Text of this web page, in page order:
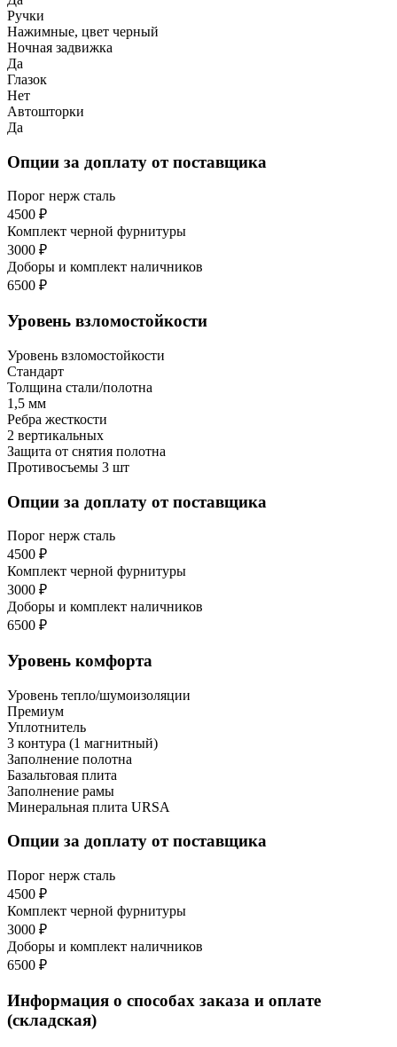
Ручки
Нажимные, цвет черный
Ночная задвижка
Да
Глазок
Нет
Автошторки
Да
Опции за доплату от поставщика
Порог нерж сталь
4500 ₽
Комплект черной фурнитуры
3000 ₽
Доборы и комплект наличников
6500 ₽
Уровень взломостойкости
Уровень взломостойкости
Стандарт
Толщина стали/полотна
1,5 мм
Ребра жесткости
2 вертикальных
Защита от снятия полотна
Противосъемы 3 шт
Опции за доплату от поставщика
Порог нерж сталь
4500 ₽
Комплект черной фурнитуры
3000 ₽
Доборы и комплект наличников
6500 ₽
Уровень комфорта
Уровень тепло/шумоизоляции
Премиум
Уплотнитель
3 контура (1 магнитный)
Заполнение полотна
Базальтовая плита
Заполнение рамы
Минеральная плита URSA
Опции за доплату от поставщика
Порог нерж сталь
4500 ₽
Комплект черной фурнитуры
3000 ₽
Доборы и комплект наличников
6500 ₽
Информация о способах заказа и оплате
(складская)